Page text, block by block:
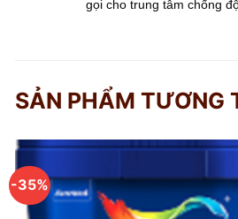
gọi cho trung tâm chống
SẢN PHẨM TƯƠNG
-35%